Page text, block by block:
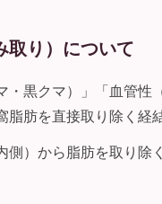
取り）について
・黒クマ）」「血管
肪を直接取り除く経
）から脂肪を取り除